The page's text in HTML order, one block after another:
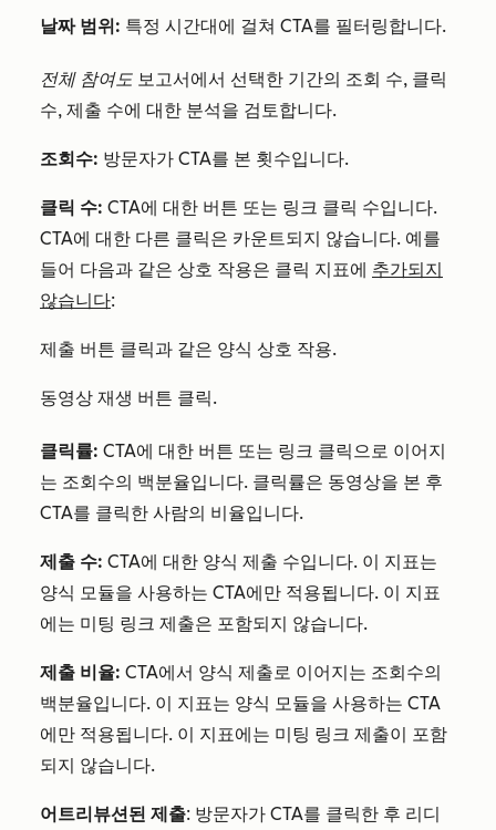
날짜 범위: 특정 시간대에 걸쳐 CTA를 필터링합니다.
전체 참여도 보고서에서 선택한 기간의 조회 수, 클릭
수, 제출 수에 대한 분석을 검토합니다.
조회수: 방문자가 CTA를 본 횟수입니다.
클릭 수: CTA에 대한 버튼 또는 링크 클릭 수입니다.
CTA에 대한 다른 클릭은 카운트되지 않습니다. 예를
들어 다음과 같은 상호 작용은 클릭 지표에 추가되지
않습니다:
제출 버튼 클릭과 같은 양식 상호 작용.
동영상 재생 버튼 클릭.
클릭률: CTA에 대한 버튼 또는 링크 클릭으로 이어지
는 조회수의 백분율입니다. 클릭률은 동영상을 본 후
CTA를 클릭한 사람의 비율입니다.
제출 수: CTA에 대한 양식 제출 수입니다. 이 지표는
양식 모듈을 사용하는 CTA에만 적용됩니다. 이 지표
에는 미팅 링크 제출은 포함되지 않습니다.
제출 비율: CTA에서 양식 제출로 이어지는 조회수의
백분율입니다. 이 지표는 양식 모듈을 사용하는 CTA
에만 적용됩니다. 이 지표에는 미팅 링크 제출이 포함
되지 않습니다.
어트리뷰션된 제출: 방문자가 CTA를 클릭한 후 리디